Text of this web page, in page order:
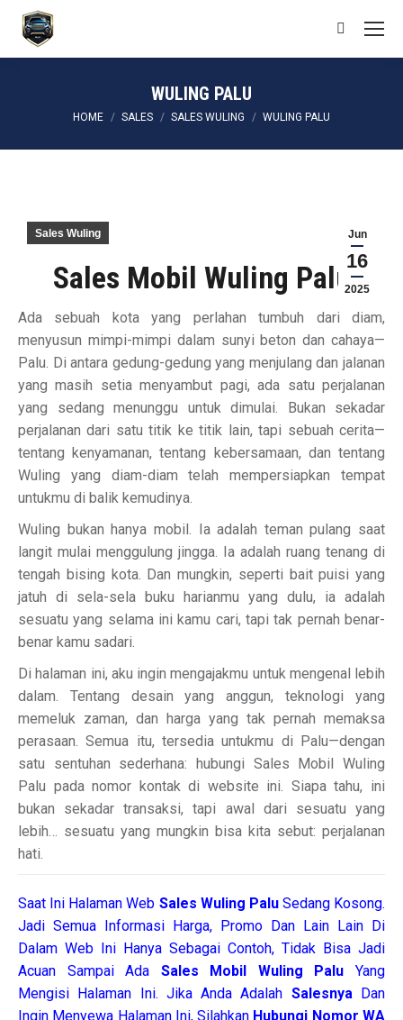
Search:
WULING PALU
You are here:
HOME SALES SALES WULING WULING PALU
Jun
16
2025
Sales Wuling
Sales Mobil Wuling Palu
Ada sebuah kota yang perlahan tumbuh dari diam,
menyusun mimpi-mimpi dalam sunyi beton dan cahaya—
Palu. Di antara gedung-gedung yang menjulang dan jalanan
yang masih setia menyambut pagi, ada satu perjalanan
yang sedang menunggu untuk dimulai. Bukan sekadar
perjalanan dari satu titik ke titik lain, tapi sebuah cerita—
tentang kenyamanan, tentang kebersamaan, dan tentang
Wuling yang diam-diam telah mempersiapkan tempat
untukmu di balik kemudinya.
Wuling bukan hanya mobil. Ia adalah teman pulang saat
langit mulai menggulung jingga. Ia adalah ruang tenang di
tengah bising kota. Dan mungkin, seperti bait puisi yang
jatuh di sela-sela buku harianmu yang dulu, ia adalah
sesuatu yang selama ini kamu cari, tapi tak pernah benar-
benar kamu sadari.
Di halaman ini, aku ingin mengajakmu untuk mengenal lebih
dalam. Tentang desain yang anggun, teknologi yang
memeluk zaman, dan harga yang tak pernah memaksa
perasaan. Semua itu, tersedia untukmu di Palu—dengan
satu sentuhan sederhana: hubungi Sales Mobil Wuling
Palu pada nomor kontak di website ini. Siapa tahu, ini
bukan sekadar transaksi, tapi awal dari sesuatu yang
lebih… sesuatu yang mungkin bisa kita sebut: perjalanan
hati.
Saat Ini Halaman Web Sales Wuling Palu Sedang Kosong.
Jadi Semua Informasi Harga, Promo Dan Lain Lain Di
Dalam Web Ini Hanya Sebagai Contoh, Tidak Bisa Jadi
Acuan Sampai Ada Sales Mobil Wuling PaluYang
Mengisi Halaman Ini. Jika Anda Adalah SalesnyaDan
Ingin Menyewa Halaman Ini, Silahkan Hubungi Nomor WA